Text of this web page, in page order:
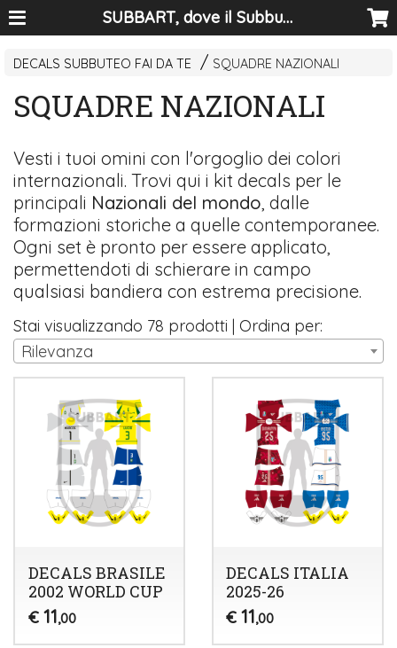
SUBBART, dove il Subbuteo diventa arte
DECALS SUBBUTEO FAI DA TE SQUADRE NAZIONALI
SQUADRE NAZIONALI
Vesti i tuoi omini con l'orgoglio dei colori
internazionali. Trovi qui i kit decals per le
principali Nazionali del mondo, dalle
formazioni storiche a quelle contemporanee.
Ogni set è pronto per essere applicato,
permettendoti di schierare in campo
qualsiasi bandiera con estrema precisione.
Stai visualizzando 78 prodotti | Ordina per:
Rilevanza
DECALS BRASILE
2002 WORLD CUP
€ 11,00
DECALS ITALIA
2025-26
€ 11,00